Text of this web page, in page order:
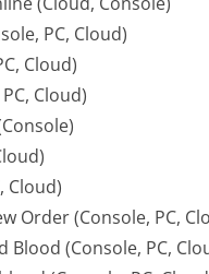
PC, Cloud)
Cloud)
Cloud)
Cloud)
Order (Console, PC,
Blood (Console, PC,